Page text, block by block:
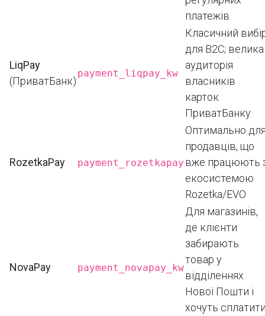
платежів
LiqPay
(ПриватБанк)
payment_liqpay_kw
Класичний
для B2C; велика
аудиторія
власників
карток
ПриватБанку
RozetkaPay payment_rozetkapay
Оптимально
продавців, що
вже працюють
екосистемою
Rozetka/EVO
NovaPay payment_novapay_kw
Для магазинів,
де клієнти
забирають
товар у
відділеннях
Нової Пошти і
хочуть